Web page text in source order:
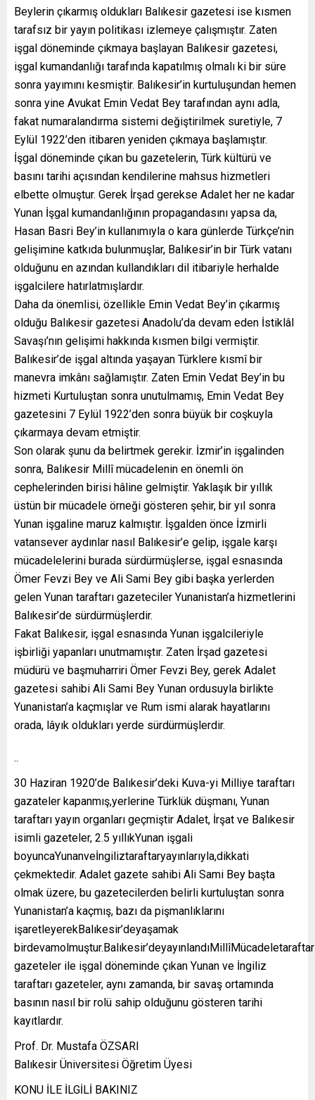
Beylerin çıkarmış oldukları Balıkesir gazetesi ise kısmen
tarafsız bir yayın politikası izlemeye çalışmıştır. Zaten
işgal döneminde çıkmaya başlayan Balıkesir gazetesi,
işgal kumandanlığı tarafında kapatılmış olmalı ki bir süre
sonra yayımını kesmiştir. Balıkesir’in kurtuluşundan hemen
sonra yine Avukat Emin Vedat Bey tarafından aynı adla,
fakat numaralandırma sistemi değiştirilmek suretiyle, 7
Eylül 1922’den itibaren yeniden çıkmaya başlamıştır.
İşgal döneminde çıkan bu gazetelerin, Türk kültürü ve
basını tarihi açısından kendilerine mahsus hizmetleri
elbette olmuştur. Gerek İrşad gerekse Adalet her ne kadar
Yunan İşgal kumandanlığının propagandasını yapsa da,
Hasan Basri Bey’in kullanımıyla o kara günlerde Türkçe’nin
gelişimine katkıda bulunmuşlar, Balıkesir’in bir Türk vatanı
olduğunu en azından kullandıkları dil itibariyle herhalde
işgalcilere hatırlatmışlardır.
Daha da önemlisi, özellikle Emin Vedat Bey’in çıkarmış
olduğu Balıkesir gazetesi Anadolu’da devam eden İstiklâl
Savaşı’nın gelişimi hakkında kısmen bilgi vermiştir.
Balıkesir’de işgal altında yaşayan Türklere kısmî bir
manevra imkânı sağlamıştır. Zaten Emin Vedat Bey’in bu
hizmeti Kurtuluştan sonra unutulmamış, Emin Vedat Bey
gazetesini 7 Eylül 1922’den sonra büyük bir coşkuyla
çıkarmaya devam etmiştir.
Son olarak şunu da belirtmek gerekir. İzmir’in işgalinden
sonra, Balıkesir Millî mücadelenin en önemli ön
cephelerinden birisi hâline gelmiştir. Yaklaşık bir yıllık
üstün bir mücadele örneği gösteren şehir, bir yıl sonra
Yunan işgaline maruz kalmıştır. İşgalden önce İzmirli
vatansever aydınlar nasıl Balıkesir’e gelip, işgale karşı
mücadelelerini burada sürdürmüşlerse, işgal esnasında
Ömer Fevzi Bey ve Ali Sami Bey gibi başka yerlerden
gelen Yunan taraftarı gazeteciler Yunanistan’a hizmetlerini
Balıkesir’de sürdürmüşlerdir.
Fakat Balıkesir, işgal esnasında Yunan işgalcileriyle
işbirliği yapanları unutmamıştır. Zaten İrşad gazetesi
müdürü ve başmuharriri Ömer Fevzi Bey, gerek Adalet
gazetesi sahibi Ali Sami Bey Yunan ordusuyla birlikte
Yunanistan’a kaçmışlar ve Rum ismi alarak hayatlarını
orada, lâyık oldukları yerde sürdürmüşlerdir.
..
30 Haziran 1920’de Balıkesir’deki Kuva-yi Milliye taraftarı
gazateler kapanmış,yerlerine Türklük düşmanı, Yunan
taraftarı yayın organları geçmiştir Adalet, İrşat ve Balıkesir
isimli gazeteler, 2.5 yıllıkYunan işgali
boyuncaYunanveİngiliztaraftaryayınlarıyla,dikkati
çekmektedir. Adalet gazete sahibi Ali Sami Bey başta
olmak üzere, bu gazetecilerden belirli kurtuluştan sonra
Yunanistan’a kaçmış, bazı da pişmanlıklarını
işaretleyerekBalıkesir’deyaşamak
gazeteler ile işgal döneminde çıkan Yunan ve İngiliz
taraftarı gazeteler, aynı zamanda, bir savaş ortamında
basının nasıl bir rolü sahip olduğunu gösteren tarihi
kayıtlardır.
Prof. Dr. Mustafa ÖZSARI
Balıkesir Üniversitesi Öğretim Üyesi
KONU İLE İLGİLİ BAKINIZ